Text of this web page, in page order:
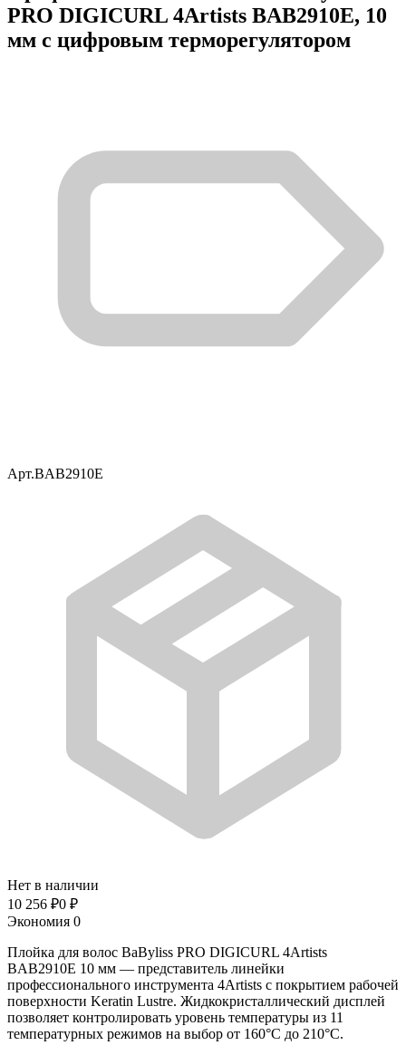
PRO DIGICURL 4Artists BAB2910E, 10
мм с цифровым терморегулятором
Арт.BAB2910E
Нет в наличии
10 256 ₽0 ₽
Экономия 0
Плойка для волос BaByliss PRO DIGICURL 4Artists
BAB2910E 10 мм — представитель линейки
профессионального инструмента 4Artists с покрытием рабочей
поверхности Keratin Lustre. Жидкокристаллический дисплей
позволяет контролировать уровень температуры из 11
температурных режимов на выбор от 160°С до 210°С.